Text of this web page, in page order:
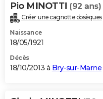
Pio MINOTTI (92 ans)
Créer une cagnotte obsèques
Naissance
18/05/1921
Décès
18/10/2013 à Bry-sur-Marne